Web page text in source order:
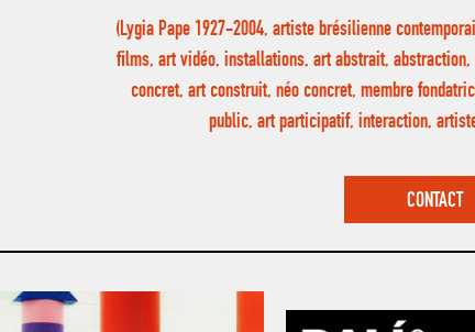
(Lygia Pape 1927-2004, artiste brésilienne
films, art vidéo, installations, art abstrait, abstraction,
concret, art construit, néo concret, membre
public, art participatif, interaction,
CONTACT